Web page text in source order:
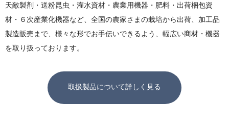
天敵製剤・送粉昆虫・灌水資材・農業用機器・肥料・出荷梱包資
材・６次産業化機器など、全国の農家さまの栽培から出荷、加工品
製造販売まで、様々な形でお手伝いできるよう、幅広い商材・機器
を取り扱っております。
取扱製品について詳しく見る